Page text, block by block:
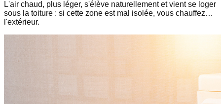
L'air chaud, plus léger, s'élève naturellement et vient se loger
sous la toiture : si cette zone est mal isolée, vous chauffez…
l'extérieur.